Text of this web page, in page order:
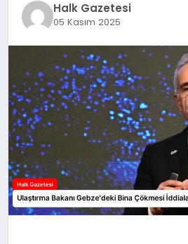
SPOR
TEKNOLOJI
YAŞAM
Halk Gazetesi
05 Kasım 2025